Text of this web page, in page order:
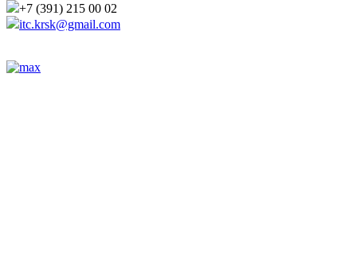
+7 (391) 215 00 02
itc.krsk@gmail.com